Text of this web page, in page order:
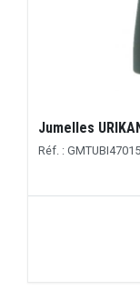
Jumelles
Réf. : GMTUBI47015